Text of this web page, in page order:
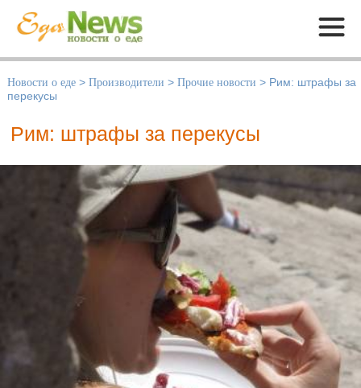
Меню
Новости о еде > Производители > Прочие новости > Рим: штрафы за
перекусы
Рим: штрафы за перекусы